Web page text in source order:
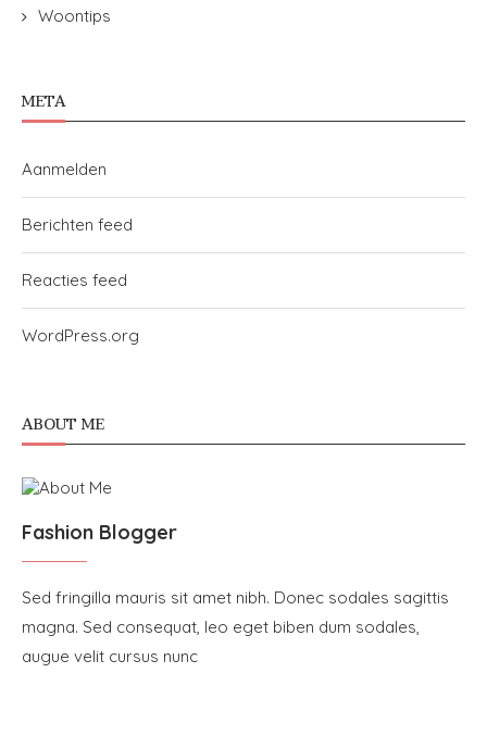
Woontips
META
Aanmelden
Berichten feed
Reacties feed
WordPress.org
ABOUT ME
Fashion Blogger
Sed fringilla mauris sit amet nibh. Donec sodales sagittis
magna. Sed consequat, leo eget biben dum sodales,
augue velit cursus nunc